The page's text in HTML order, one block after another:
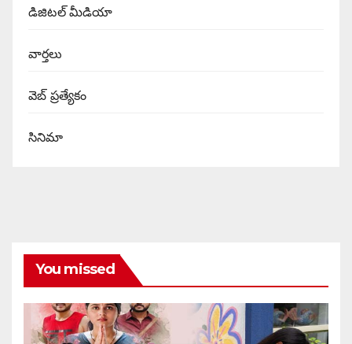
డిజిటల్ మీడియా
వార్త‌లు
వెబ్ ప్రత్యేకం
సినిమా
You missed